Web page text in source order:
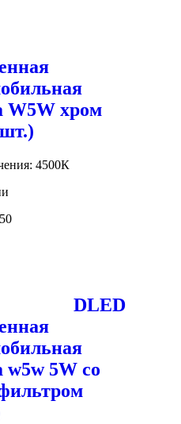
W5W хром
4500К
DLED
w5w 5W со